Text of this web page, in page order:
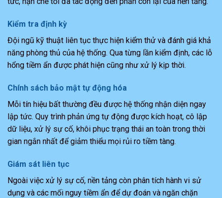
Kiểm tra định kỳ
Đội ngũ kỹ thuật liên tục thực hiện kiểm thử và đánh giá khả
năng phòng thủ của hệ thống. Qua từng lần kiểm định, các lỗ
hổng tiềm ẩn được phát hiện cũng như xử lý kịp thời.
Chính sách bảo mật tự động hóa
Mỗi tín hiệu bất thường đều được hệ thống nhận diện ngay
lập tức. Quy trình phản ứng tự động được kích hoạt, cô lập
dữ liệu, xử lý sự cố, khôi phục trạng thái an toàn trong thời
gian ngắn nhất để giảm thiểu mọi rủi ro tiềm tàng.
Giám sát liên tục
Ngoài việc xử lý sự cố, nền tảng còn phân tích hành vi sử
dụng và các mối nguy tiềm ẩn để dự đoán và ngăn chặn